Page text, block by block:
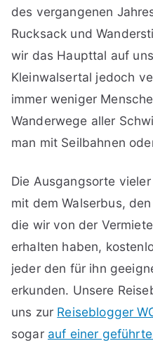
des vergangenen
Rucksack und
wir das Haupttal auf
Kleinwalsertal jedoch
immer weniger
Wanderwege aller
man mit Seilbahnen
Die Ausgangsorte
mit dem Walserbus,
die wir von der
erhalten haben,
jeder den für ihn
erkunden. Unsere
uns zur Reiseblogger
sogar auf einer